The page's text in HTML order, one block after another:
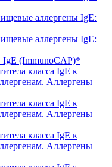
аллергены IgE:
аллергены IgE:
IgE (ImmunoCAP)*
класса IgE к
Аллергены
класса IgE к
Аллергены
класса IgE к
Аллергены